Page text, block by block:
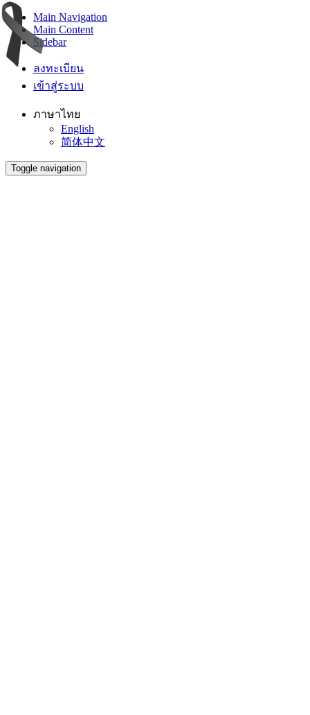
Main Navigation
Main Content
Sidebar
ลงทะเบียน
เข้าสู่ระบบ
ภาษาไทย
English
简体中文
Toggle navigation